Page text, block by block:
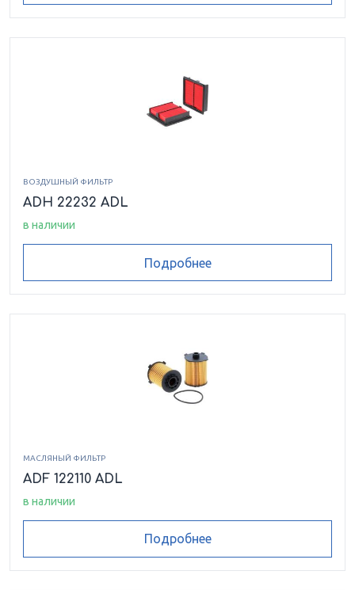
ВОЗДУШНЫЙ ФИЛЬТР
ADH 22232 ADL
в наличии
Подробнее
МАСЛЯНЫЙ ФИЛЬТР
ADF 122110 ADL
в наличии
Подробнее